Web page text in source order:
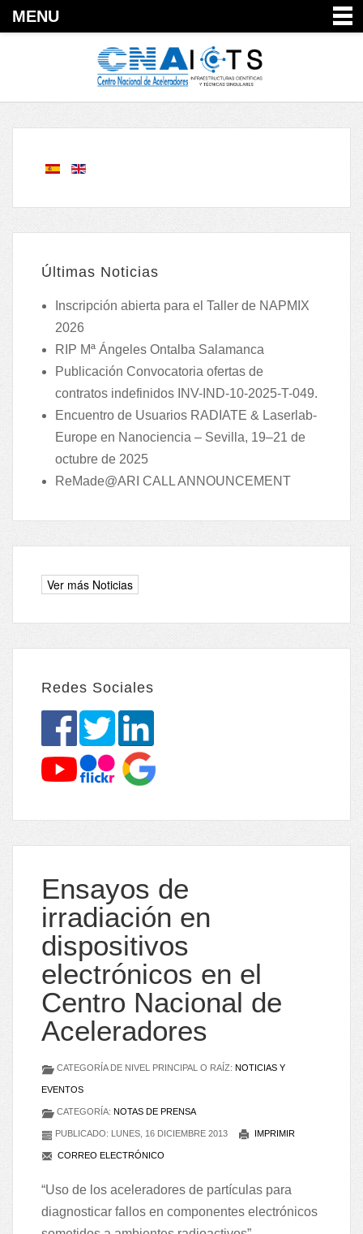
MENU
Últimas Noticias
Inscripción abierta para el Taller de NAPMIX
2026
RIP Mª Ángeles Ontalba Salamanca
Publicación Convocatoria ofertas de
contratos indefinidos INV-IND-10-2025-T-049.
Encuentro de Usuarios RADIATE & Laserlab-
Europe en Nanociencia – Sevilla, 19–21 de
octubre de 2025
ReMade@ARI CALL ANNOUNCEMENT
Redes Sociales
Ensayos de
irradiación en
dispositivos
electrónicos en el
Centro Nacional de
Aceleradores
CATEGORÍA DE NIVEL PRINCIPAL O RAÍZ: NOTICIAS Y
EVENTOS
CATEGORÍA: NOTAS DE PRENSA
PUBLICADO: LUNES, 16 DICIEMBRE 2013 IMPRIMIR
CORREO ELECTRÓNICO
“Uso de los aceleradores de partículas para
diagnosticar fallos en componentes electrónicos